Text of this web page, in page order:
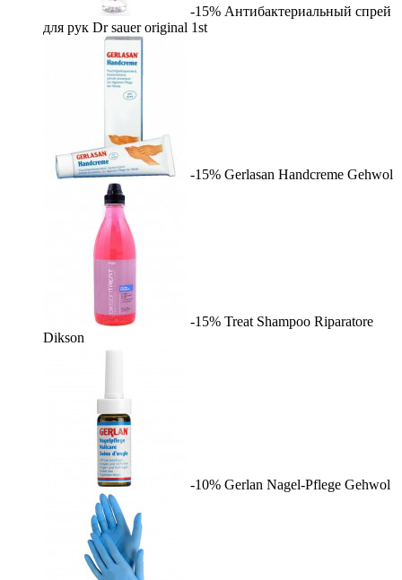
-15% Антибактериальный спрей
для рук Dr sauer original 1st
-15% Gerlasan Handcreme Gehwol
-15% Treat Shampoo Riparatore
Dikson
-10% Gerlan Nagel-Pflege Gehwol